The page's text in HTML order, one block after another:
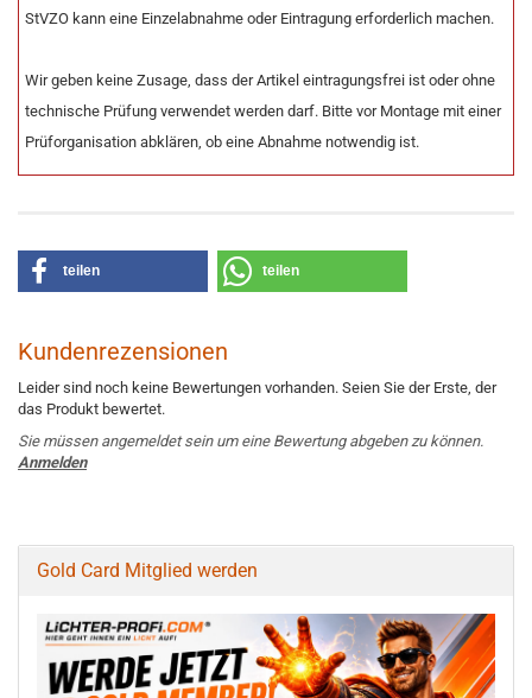
StVZO kann eine Einzelabnahme oder Eintragung erforderlich machen.
Wir geben keine Zusage, dass der Artikel eintragungsfrei ist oder ohne
technische Prüfung verwendet werden darf. Bitte vor Montage mit einer
Prüforganisation abklären, ob eine Abnahme notwendig ist.
teilen teilen
Kundenrezensionen
Leider sind noch keine Bewertungen vorhanden. Seien Sie der Erste, der
das Produkt bewertet.
Sie müssen angemeldet sein um eine Bewertung abgeben zu können.
Anmelden
Gold Card Mitglied werden